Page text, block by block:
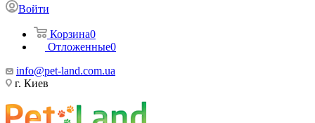
Войти
Корзина0
Отложенные0
info@pet-land.com.ua
г. Киев